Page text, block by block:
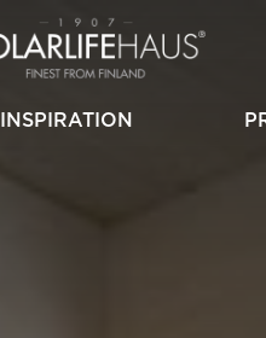
INSPIRATION